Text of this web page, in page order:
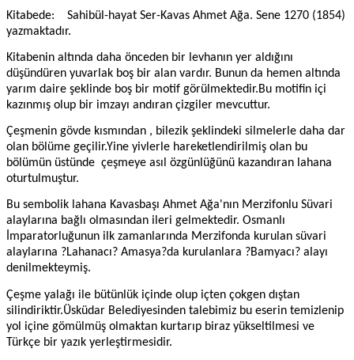
Kitabede:
Sahibül-hayat Ser-Kavas Ahmet Ağa. Sene 1270 (1854)
yazmaktadır.
Kitabenin altında daha önceden bir levhanın yer aldığını
düşündüren yuvarlak boş bir alan vardır. Bunun da hemen altında
yarım daire şeklinde boş bir motif görülmektedir.Bu motifin içi
kazınmış olup bir imzayı andıran çizgiler mevcuttur.
Çeşmenin gövde kısmından , bilezik şeklindeki silmelerle daha dar
olan bölüme geçilir.Yine yivlerle hareketlendirilmiş olan bu
bölümün üstünde çeşmeye asıl özgünlüğünü kazandıran lahana
oturtulmuştur.
Bu sembolik lahana Kavasbaşı Ahmet Ağa'nın Merzifonlu Süvari
alaylarına bağlı olmasından ileri gelmektedir. Osmanlı
İmparatorluğunun ilk zamanlarında Merzifonda kurulan süvari
alaylarına ?Lahanacı? Amasya?da kurulanlara ?Bamyacı? alayı
denilmekteymiş.
Çeşme yalağı ile bütünlük içinde olup içten çokgen dıştan
silindiriktir.Üsküdar Belediyesinden talebimiz bu eserin temizlenip
yol içine gömülmüş olmaktan kurtarıp biraz yükseltilmesi ve
Türkçe bir yazık yerleştirmesidir.